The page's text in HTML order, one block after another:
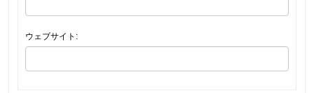
ウェブサイト: